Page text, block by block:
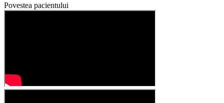
Povestea pacientului